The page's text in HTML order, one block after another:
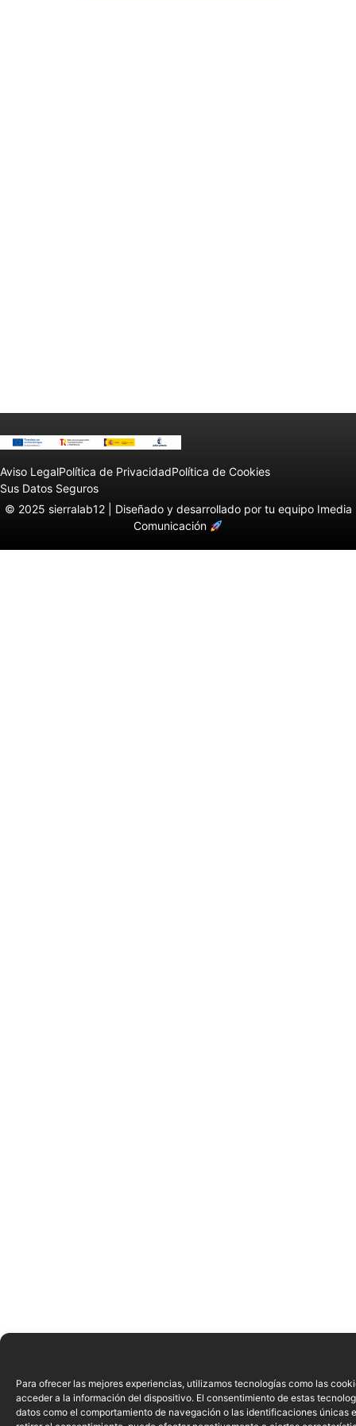
Para ofrecer las mejores experiencias, utilizamos tecnologías como las
acceder a la información del dispositivo. El consentimiento de estas
datos como el comportamiento de navegación o las identificaciones únicas
Aviso LegalPolítica de PrivacidadPolítica de Cookies
Sus Datos Seguros
© 2025 sierralab12 | Diseñado y desarrollado por tu equipo Imedia
Comunicación